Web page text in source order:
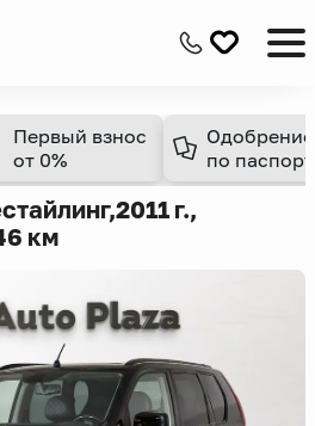
Первый взнос
от 0%
Одобрение
по
2011 г.,
км